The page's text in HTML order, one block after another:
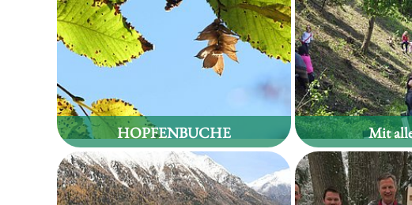
HOPFENBUCHE Mit